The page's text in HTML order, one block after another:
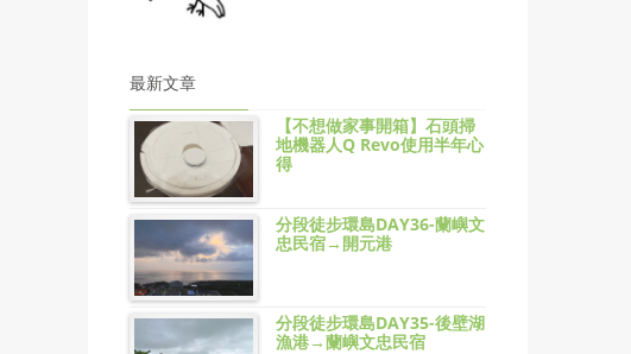
最新文章
【不想做家事開箱】石頭掃
地機器人Q Revo使用半年心
得
分段徒步環島DAY36-蘭嶼文
忠民宿→開元港
分段徒步環島DAY35-後壁湖
漁港→蘭嶼文忠民宿